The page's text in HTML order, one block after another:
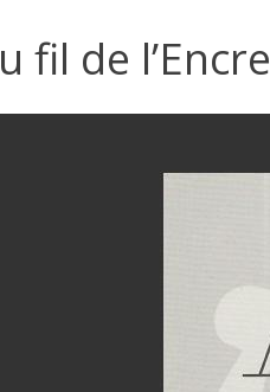
fil de l’Encre